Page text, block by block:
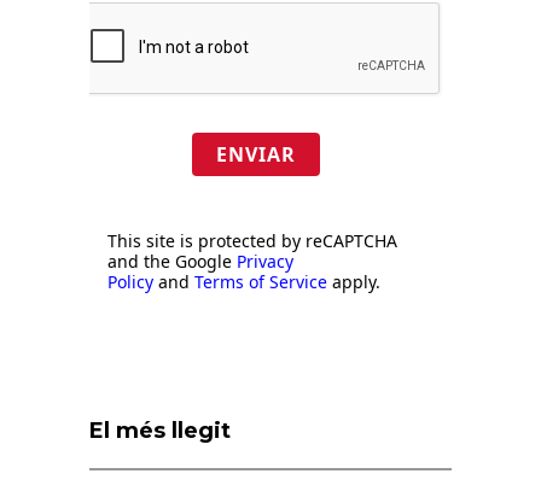
ENVIAR
This site is protected by reCAPTCHA
and the Google Privacy
Policy and Terms of Service apply.
El més llegit